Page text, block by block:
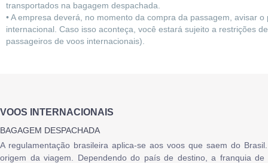
transportados na bagagem despachada.
• A empresa deverá, no momento da compra da passagem, avisar
internacional. Caso isso aconteça, você estará sujeito a restrições
passageiros de voos internacionais).
VOOS INTERNACIONAIS
BAGAGEM DESPACHADA
A regulamentação brasileira aplica-se aos voos que saem do
origem da viagem. Dependendo do país de destino, a franquia